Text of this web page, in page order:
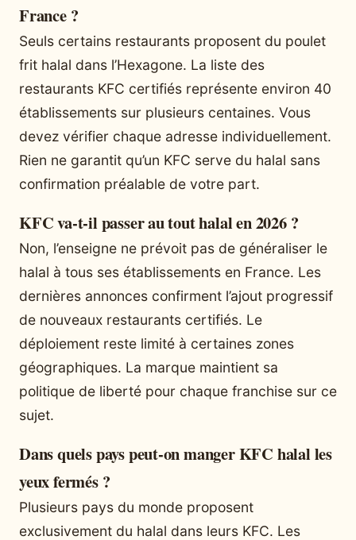
France ?
Seuls certains restaurants proposent du poulet
frit halal dans l’Hexagone. La liste des
restaurants KFC certifiés représente environ 40
établissements sur plusieurs centaines. Vous
devez vérifier chaque adresse individuellement.
Rien ne garantit qu’un KFC serve du halal sans
confirmation préalable de votre part.
KFC va-t-il passer au tout halal en 2026 ?
Non, l’enseigne ne prévoit pas de généraliser le
halal à tous ses établissements en France. Les
dernières annonces confirment l’ajout progressif
de nouveaux restaurants certifiés. Le
déploiement reste limité à certaines zones
géographiques. La marque maintient sa
politique de liberté pour chaque franchise sur ce
sujet.
Dans quels pays peut-on manger KFC halal les
yeux fermés ?
Plusieurs pays du monde proposent
exclusivement du halal dans leurs KFC. Les